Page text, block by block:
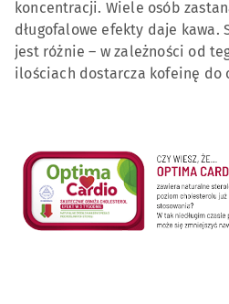
koncentracji. Wiele osób
długofalowe efekty daje kawa.
jest różnie – w zależności od
ilościach dostarcza kofeinę do